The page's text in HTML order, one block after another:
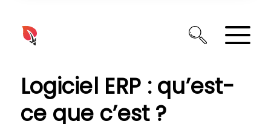
Logiciel ERP : qu’est-
ce que c’est ?